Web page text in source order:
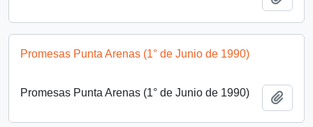
Promesas Punta Arenas (1° de Junio de 1990)
Promesas Punta Arenas (1° de Junio de 1990)